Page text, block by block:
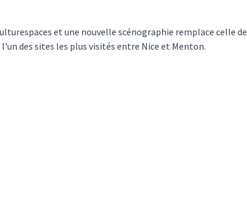
et une nouvelle scénographie remplace celle de
des sites les plus visités entre Nice et Menton.